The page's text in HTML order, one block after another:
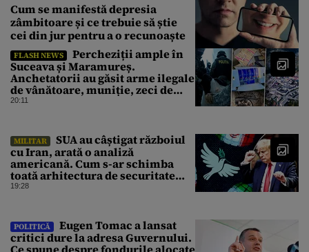
Cum se manifestă depresia
zâmbitoare și ce trebuie să știe
cei din jur pentru a o recunoaște
FLASH NEWS
Percheziții ample în
Suceava și Maramureș.
Anchetatorii au găsit arme ilegale
de vânătoare, muniție, zeci de
trofee de vânat și materiale
20:11
MILITAR
SUA au câștigat războiul
cu Iran, arată o analiză
americană. Cum s-ar schimba
toată arhitectura de securitate
din Orientul Mijlociu
19:28
POLITICĂ
Eugen Tomac a lansat
critici dure la adresa Guvernului.